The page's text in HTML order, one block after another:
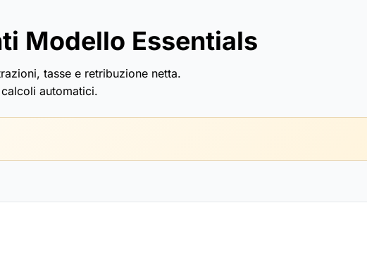
Modello Essentials
tasse e retribuzione netta.
automatici.